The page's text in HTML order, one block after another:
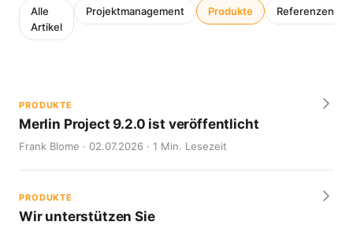
Alle
Artikel
Projektmanagement Produkte Referenzen
PRODUKTE
Merlin Project 9.2.0 ist veröffentlicht
Frank Blome · 02.07.2026 · 1 Min. Lesezeit
PRODUKTE
Wir unterstützen Sie